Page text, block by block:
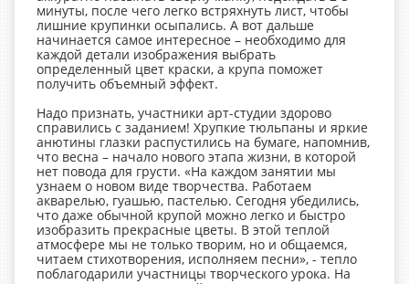
минуты, после чего легко встряхнуть лист, чтобы
лишние крупинки осыпались. А вот дальше
начинается самое интересное – необходимо для
каждой детали изображения выбрать
определенный цвет краски, а крупа поможет
получить объемный эффект.
Надо признать, участники арт-студии здорово
справились с заданием! Хрупкие тюльпаны и яркие
анютины глазки распустились на бумаге, напомнив,
что весна – начало нового этапа жизни, в которой
нет повода для грусти. «На каждом занятии мы
узнаем о новом виде творчества. Работаем
акварелью, гуашью, пастелью. Сегодня убедились,
что даже обычной крупой можно легко и быстро
изобразить прекрасные цветы. В этой теплой
атмосфере мы не только творим, но и общаемся,
читаем стихотворения, исполняем песни», - тепло
поблагодарили участницы творческого урока. На